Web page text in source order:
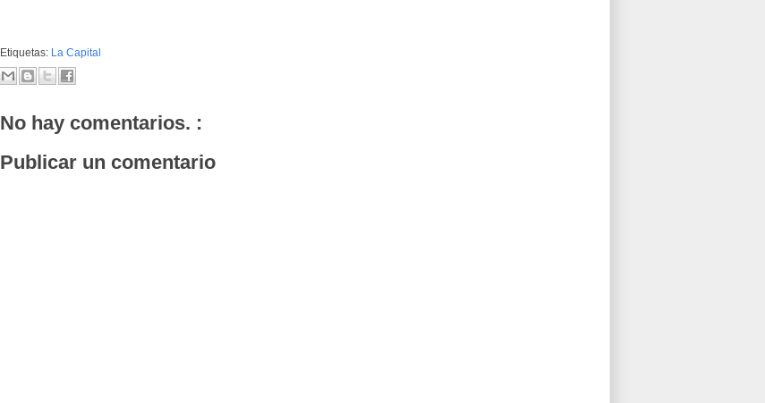
Etiquetas: La Capital
No hay comentarios. :
Publicar un comentario